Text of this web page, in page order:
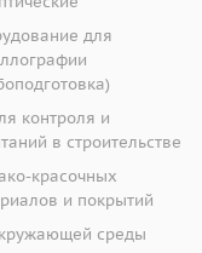
простота
отображение на
Термометры
Погружные
пластичных средах
благодаря своей
Диапазон
- В7-1311, В7-8016,
- В7-1001, В7-1002
Разрешающая
для
контроля и
в строительстве
красочных
и покрытий
среды